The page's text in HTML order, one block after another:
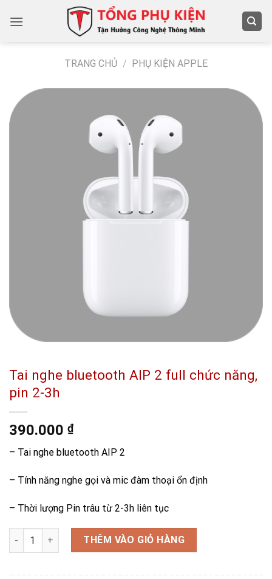
đến
TRANG CHỦ / PHỤ KIỆN APPLE
Tai nghe bluetooth AIP 2 full chức năng,
pin 2-3h
390.000 ₫
– Tai nghe bluetooth AIP 2
– Tính năng nghe gọi và mic đàm thoại ổn định
– Thời lượng Pin trâu từ 2-3h liên tục
Tai nghe bluetooth AIP 2 full chức năng, pin 2-3h số lượng
THÊM VÀO GIỎ HÀNG